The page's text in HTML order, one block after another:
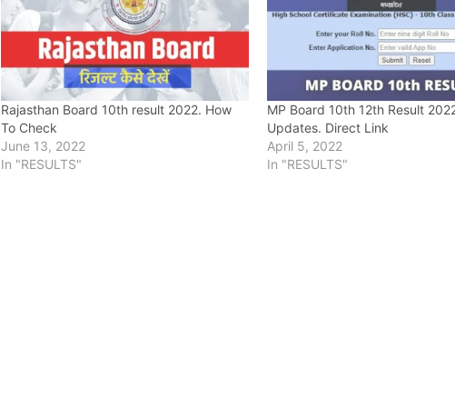
Rajasthan Board 10th result 2022. How
To Check
June 13, 2022
In "RESULTS"
MP Board 10th 12th Result
Updates. Direct Link
April 5, 2022
In "RESULTS"